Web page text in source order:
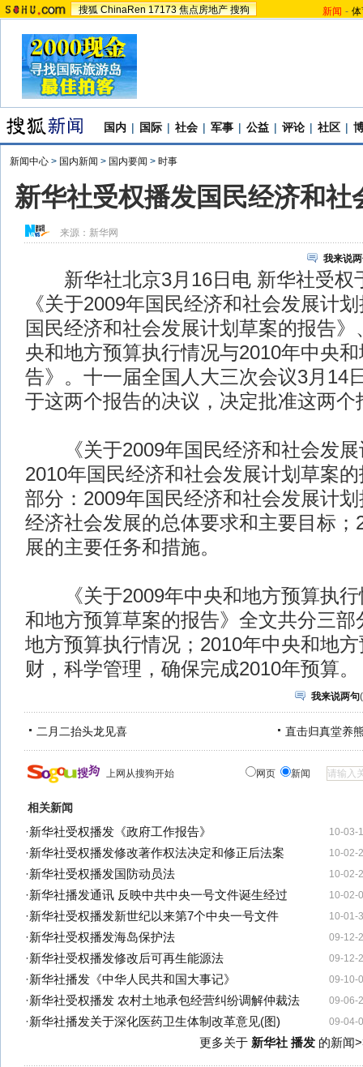
搜狐 ChinaRen 17173 焦点房地产 搜狗 新闻 -
国内 | 国际 | 社会 | 军事 | 公益 | 评论 | 社区 |
新闻中心 > 国内新闻 > 国内要闻 > 时事
新华社受权播发国民经济和社
来源： 新华网
我来说
新华社北京3月16日电 新华社受权
《关于2009年国民经济和社会发展计
国民经济和社会发展计划草案的报告》
央和地方预算执行情况与2010年中央
告》。十一届全国人大三次会议3月14
于这两个报告的决议，决定批准这两个
《关于2009年国民经济和社会发展
2010年国民经济和社会发展计划草案
部分：2009年国民经济和社会发展计
经济社会发展的总体要求和主要目标；
展的主要任务和措施。
《关于2009年中央和地方预算执行
和地方预算草案的报告》全文共分三部
地方预算执行情况；2010年中央和地
财，科学管理，确保完成2010年预算
我来说两句(
二月二抬头龙见喜 直击归真堂养
上网从搜狗开始 网页 新闻
相关新闻
10-03-
·新华社受权播发《政府工作报告》
10-02-
·新华社受权播发修改著作权法决定和修正后法案
10-02-
·新华社受权播发国防动员法
10-02-
·新华社播发通讯 反映中共中央一号文件诞生经过
10-01-
·新华社受权播发新世纪以来第7个中央一号文件
09-12-
·新华社受权播发海岛保护法
09-12-
·新华社受权播发修改后可再生能源法
09-10-
·新华社播发《中华人民共和国大事记》
09-06-
·新华社受权播发 农村土地承包经营纠纷调解仲裁法
09-04-
·新华社播发关于深化医药卫生体制改革意见(图)
更多关于 新华社 播发的新闻